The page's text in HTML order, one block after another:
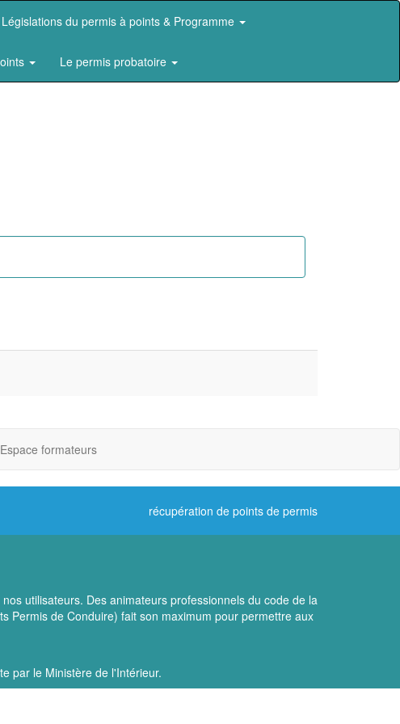
Législations du permis à points & Programme
Le permis probatoire
Espace formateurs
récupération de points de permis
utilisateurs. Des animateurs professionnels du code de la
Permis de Conduire) fait son maximum pour permettre aux
par le Ministère de l'Intérieur.